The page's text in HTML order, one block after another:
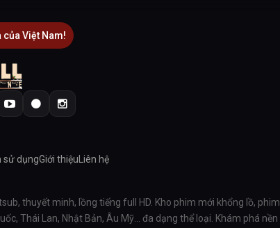
của Việt Nam!
sử dụngGiới thiệuLiên hệ
thuyết minh, lồng tiếng full HD. Kho phim mới khổng lồ, phim
Thái Lan, Nhật Bản, Âu Mỹ… đa dạng thể loại. Khám phá nền